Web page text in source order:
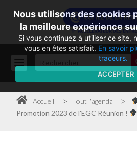
Accueil > Tout l'agenda >
Promotion 2023 de l'EGC Réunion !
Nous utilisons des cookies
la meilleure expérience
Si vous continuez à utiliser ce site,
vous en êtes satisfait. En savoir
traceurs.
ACCEPTER